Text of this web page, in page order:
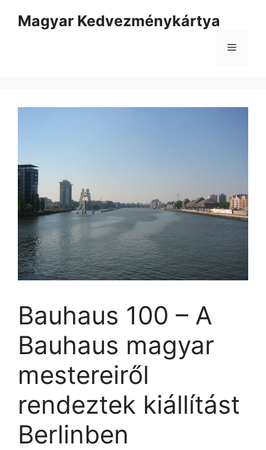
Magyar Kedvezménykártya
Menü
Bauhaus 100 – A
Bauhaus magyar
mestereiről
rendeztek kiállítást
Berlinben